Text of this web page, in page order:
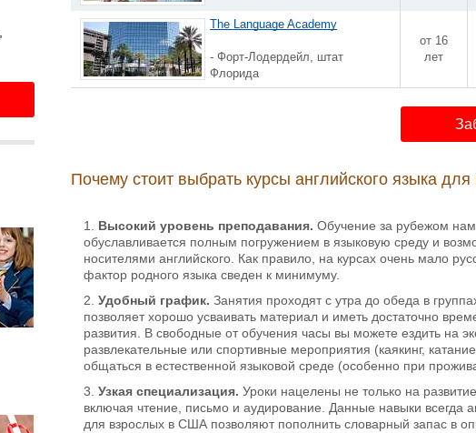
The Language Academy
- Форт-Лодердейл, штат
Флорида
от 16
лет
Почему стоит выбрать курсы английского языка
Высокий уровень преподавания. Обучение за рубежом
обуславливается полным погружением в языковую среду и
носителями английского. Как правило, на курсах очень мало
фактор родного языка сведен к минимуму.
Удобный график. Занятия проходят с утра до обеда в
позволяет хорошо усваивать материал и иметь достаточно
развития. В свободные от обучения часы вы можете ездить на
развлекательные или спортивные мероприятия (каякинг,
общаться в естественной языковой среде (особенно при
Узкая специализация. Уроки нацелены не только на
включая чтение, письмо и аудирование. Данные навыки всегда
для взрослых в США позволяют пополнить словарный запас в